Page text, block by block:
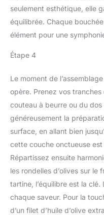
seulement esthétique, elle
équilibrée. Chaque
élément pour une
Étape 4
Le moment de
opère. Prenez vos tranches
couteau à beurre ou du dos
généreusement la
surface, en allant bien
cette couche onctueuse
Répartissez ensuite
les rondelles d’olives sur le
tartine, l’équilibre est la
chaque saveur. Pour la
d’un filet d’huile d’olive